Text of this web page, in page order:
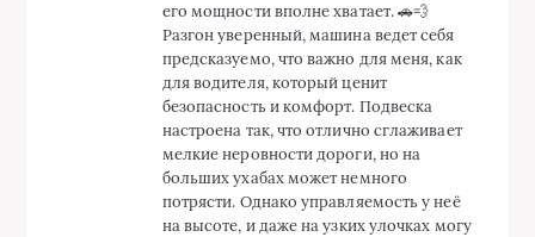
его мощности вполне хватает. 🚗💨
Разгон уверенный, машина ведет себя
предсказуемо, что важно для меня, как
для водителя, который ценит
безопасность и комфорт. Подвеска
настроена так, что отлично сглаживает
мелкие неровности дороги, но на
больших ухабах может немного
потрясти. Однако управляемость у неё
на высоте, и даже на узких улочках могу